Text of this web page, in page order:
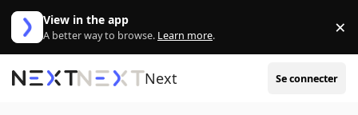
Aller au contenu
View in the app
A better way to browse. Learn more. ×
Next Se connecter